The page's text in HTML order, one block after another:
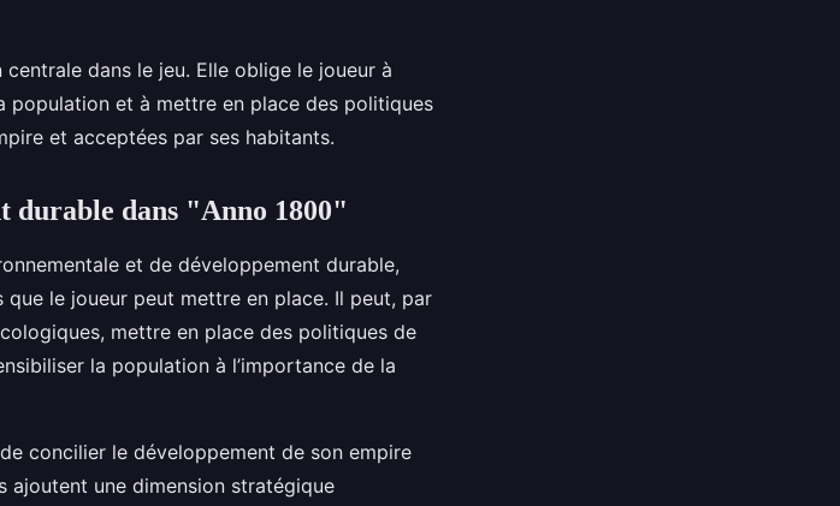
dans le jeu. Elle oblige le joueur à
population et à mettre en place des politiques
et acceptées par ses habitants.
durable dans "Anno 1800"
et de développement durable,
le joueur peut mettre en place. Il peut, par
mettre en place des politiques de
la population à l’importance de la
concilier le développement de son empire
ajoutent une dimension stratégique